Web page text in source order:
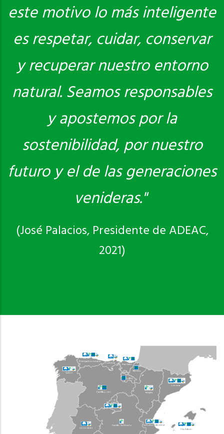
este motivo lo más inteligente
es respetar, cuidar, conservar
y recuperar nuestro entorno
natural. Seamos responsables
y apostemos por la
sostenibilidad, por nuestro
futuro y el de las generaciones
venideras."
(José Palacios, Presidente de ADEAC,
2021)